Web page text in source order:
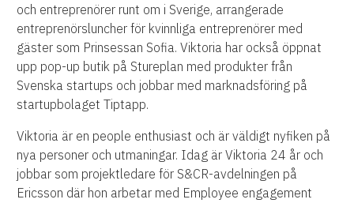
och entreprenörer runt om i Sverige, arrangerade
entreprenörsluncher för kvinnliga entreprenörer med
gäster som Prinsessan Sofia. Viktoria har också öppnat
upp pop-up butik på Stureplan med produkter från
Svenska startups och jobbar med marknadsföring på
startupbolaget Tiptapp.
Viktoria är en people enthusiast och är väldigt nyfiken på
nya personer och utmaningar. Idag är Viktoria 24 år och
jobbar som projektledare för S&CR-avdelningen på
Ericsson där hon arbetar med Employee engagement